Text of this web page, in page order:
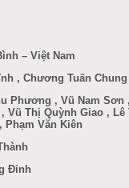
– Việt Nam
, Chương Tuấn Chung
Phương , Vũ Nam Sơn
Vũ Thị Quỳnh Giao , Lê
Phạm Văn Kiên
Đỉnh